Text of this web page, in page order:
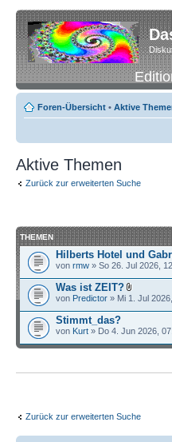
Foren-Übersicht • Aktive
Aktive Themen
Zurück zur erweiterten Suche
THEMEN
Hilberts Hotel und
von rmw » So 26. Jul 2026,
Was ist ZEIT?
von Predictor » Mi 1. Jul
Stimmt_das?
von Kurt » Do 4. Jun 2026,
Zurück zur erweiterten Suche